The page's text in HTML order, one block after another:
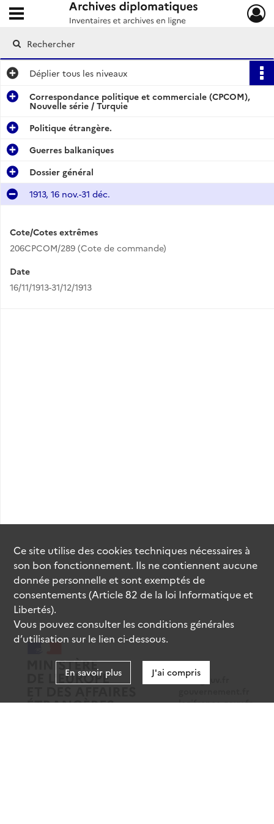
Archives diplomatiques
Ouvrir le menu déroulant
Déplier tous les niveaux
Correspondance politique et commerciale (CPCOM),
Nouvelle série / Turquie
Politique étrangère.
Guerres balkaniques
Dossier général
1913, 16 nov.-31 déc.
Cote/Cotes extrêmes
206CPCOM/289 (Cote de commande)
Date
16/11/1913-31/12/1913
data.gouv.fr
legifrance.gouv.fr
Ce site utilise descookiestechniques nécessaires à
son bon fonctionnement. Ils ne contiennent aucune
donnée personnelle et sont exemptés de
consentements (Article 82 de la loi Informatique et
Libertés).
Vous pouvez consulter les conditions générales
d’utilisation sur le lien ci-dessous.
En savoir plus J'ai compris